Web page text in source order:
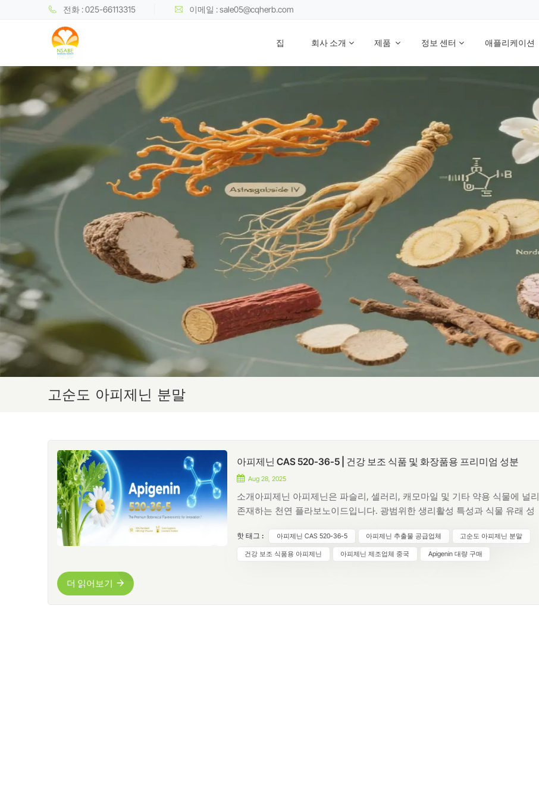
전화 : 025-66113315 이메일 : sale05@cqherb.com
집 회사 소개 제품 정보 센터 애플리케이션
고순도 아피제닌 분말
아피제닌 CAS 520-36-5 | 건강 보조 식품 및 화장품용 프리미엄 성분
Aug 28, 2025
소개아피제닌 아피제닌은 파슬리, 셀러리, 캐모마일 및 기타 약용 식물에 널리
존재하는 천연 플라보노이드입니다. 광범위한 생리활성 특성과 식물 유래 성
선호되는 선택이 되었습니다. 안정적인 분자 구조와 신뢰할 수 있는 순도를 갖
춘 아피제닌은 혁신적인 제품 제형과 증가하는 전 세계 수요에 대한 탁월한 잠
핫 태그 : 아피제닌 CAS 520-36-5 아피제닌 추출물 공급업체 고순도 아피제닌 분말
건강 보조 식품용 아피제닌 아피제닌 제조업체 중국 Apigenin 대량 구매
더 읽어보기